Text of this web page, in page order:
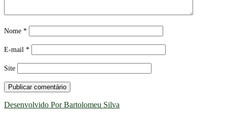
Nome *
E-mail *
Site
Desenvolvido Por Bartolomeu Silva